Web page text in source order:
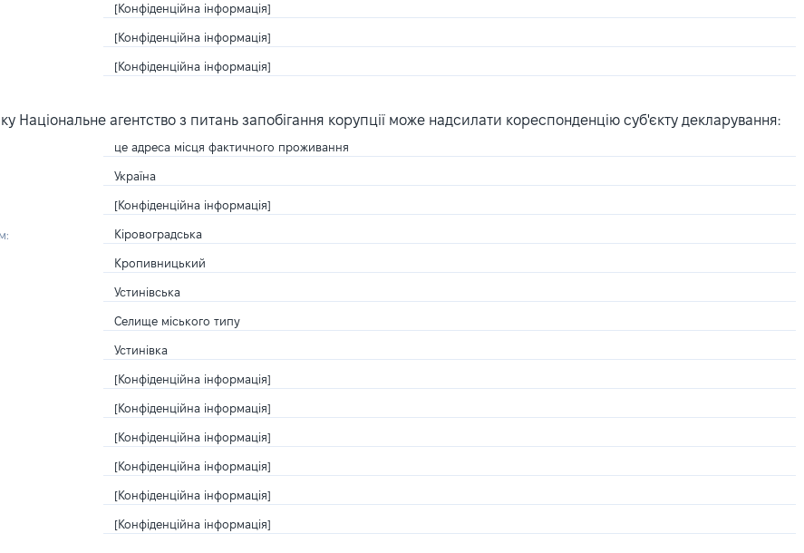
[Конфіденційна інформація]
[Конфіденційна інформація]
[Конфіденційна інформація]
агентство з питань запобігання корупції може надсилати кореспонденцію суб'єкту декларування:
це адреса місця фактичного проживання
Україна
[Конфіденційна інформація]
Кіровоградська
Кропивницький
Устинівська
Селище міського типу
Устинівка
[Конфіденційна інформація]
[Конфіденційна інформація]
[Конфіденційна інформація]
[Конфіденційна інформація]
[Конфіденційна інформація]
[Конфіденційна інформація]